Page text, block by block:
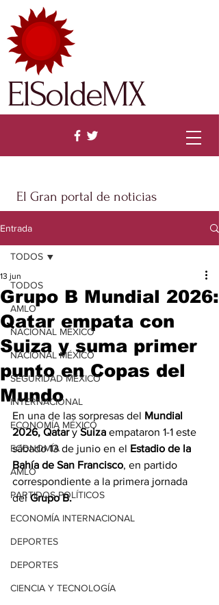
El Gran portal de noticias
ElSoldeMX
Entrada
TODOS
AMLO
NACIONAL MÉXICO
NACIONAL MÉXICO
SEGURIDAD MÉXICO
INTERNACIONAL
ECONOMÍA MÉXICO
ECONOMÍA
AMLO
PARTIDOS POLÍTICOS
ECONOMÍA INTERNACIONAL
DEPORTES
DEPORTES
CIENCIA Y TECNOLOGÍA
TODOS
Grupo B Mundial 2026:
Qatar empata con
Suiza y suma primer
punto en Copas del
Mundo
13 jun
En una de las sorpresas del Mundial
2026, Qatar y Suiza empataron 1-1 este
sábado 13 de junio en el Estadio de la
Bahía de San Francisco, en partido
correspondiente a la primera jornada
del Grupo B.